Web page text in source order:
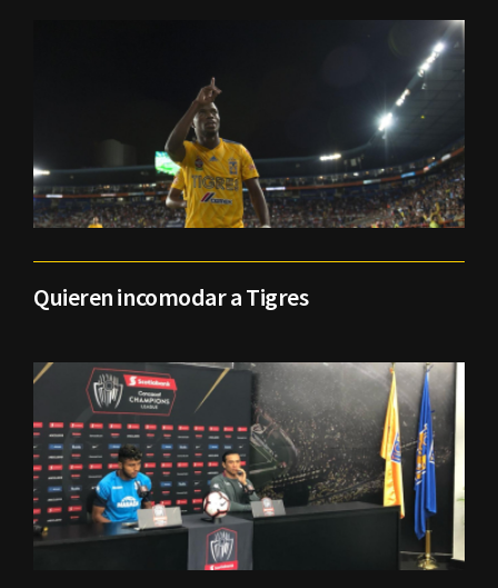
Quieren incomodar a Tigres